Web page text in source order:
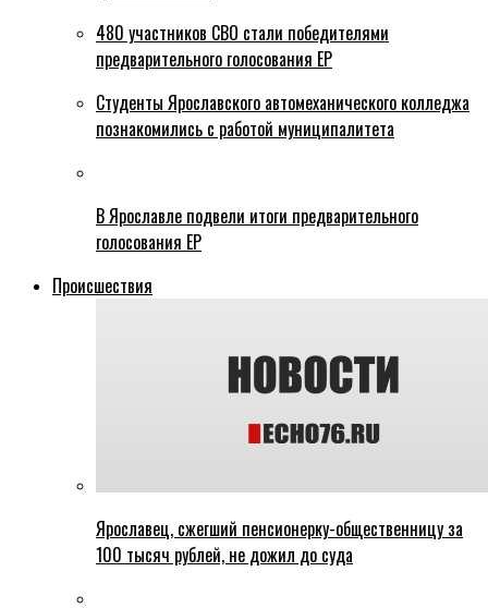
480 участников СВО стали победителями
предварительного голосования ЕР
Студенты Ярославского автомеханического колледжа
познакомились с работой муниципалитета
В Ярославле подвели итоги предварительного
голосования ЕР
Происшествия
Ярославец, сжегший пенсионерку-общественницу за
100 тысяч рублей, не дожил до суда